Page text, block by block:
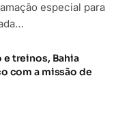
especial para
treinos, Bahia
com a missão de